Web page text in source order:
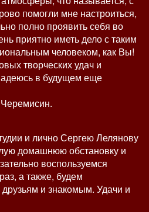
помогли мне настроиться,
полно проявить себя во
приятно иметь дело с таким
человеком, как Вы!
творческих удач и
в будущем еще
и лично Сергею Лелянову
домашнюю обстановку и
воспользуемся
а также, будем
и знакомым. Удачи и